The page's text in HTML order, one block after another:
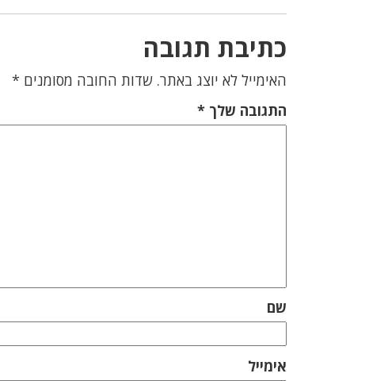
כתיבת תגובה
האימייל לא יוצג באתר. שדות החובה מסומנים *
התגובה שלך*
שם
אימייל